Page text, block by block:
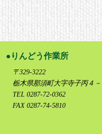
りんどう作業所
〒329-3222
栃木県那須町大字寺子丙４
TEL 0287-72-0362
FAX 0287-74-5810